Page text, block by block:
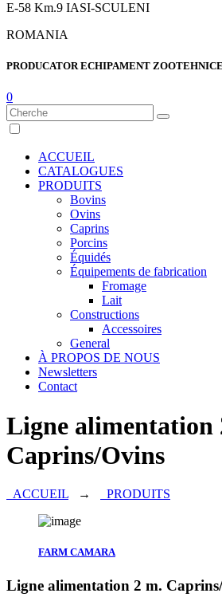
E-58 Km.9 IASI-SCULENI
ROMANIA
PRODUCATOR ECHIPAMENT ZOOTEHNICE
0
ACCUEIL
CATALOGUES
PRODUITS
Bovins
Ovins
Caprins
Porcins
Équidés
Équipements de fabrication
Fromage
Lait
Constructions
Accessoires
General
À PROPOS DE NOUS
Newsletters
Contact
Ligne alimentation
Caprins/Ovins
ACCUEIL → PRODUITS
FARM CAMARA
Ligne alimentation 2 m.